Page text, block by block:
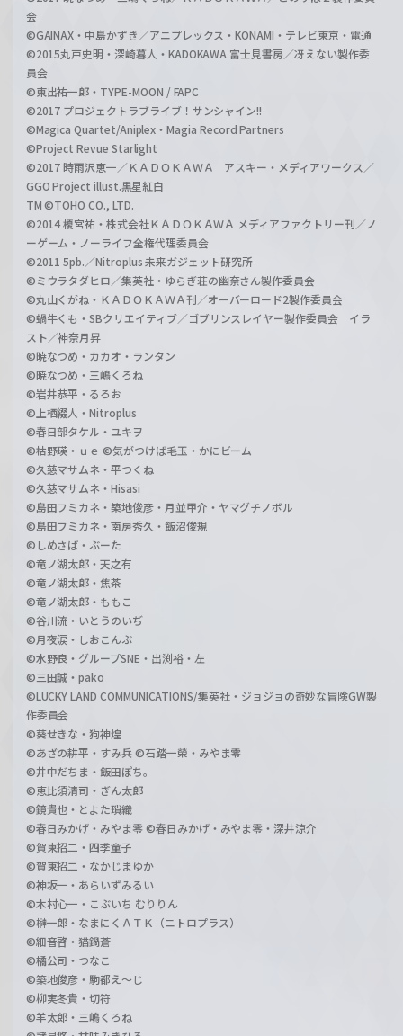
会
©GAINAX・中島かずき／アニプレックス・KONAMI・テレビ東京・電通
©2015丸戸史明・深崎暮人・KADOKAWA 富士見書房／冴えない製作委
員会
©東出祐一郎・TYPE-MOON / FAPC
©2017 プロジェクトラブライブ！サンシャイン!!
©Magica Quartet/Aniplex・Magia Record Partners
©Project Revue Starlight
©2017 時雨沢恵一／ＫＡＤＯＫＡＷＡ アスキー・メディアワークス／
GGO Project illust.黒星紅白
TM ©TOHO CO., LTD.
©2014 榎宮祐・株式会社ＫＡＤＯＫＡＷＡ メディアファクトリー刊／ノ
ーゲーム・ノーライフ全権代理委員会
©2011 5pb.／Nitroplus 未来ガジェット研究所
©ミウラタダヒロ／集英社・ゆらぎ荘の幽奈さん製作委員会
©丸山くがね・ＫＡＤＯＫＡＷＡ刊／オーバーロード2製作委員会
©蝸牛くも・SBクリエイティブ／ゴブリンスレイヤー製作委員会 イラ
スト／神奈月昇
©暁なつめ・カカオ・ランタン
©暁なつめ・三嶋くろね
©岩井恭平・るろお
©上栖綴人・Nitroplus
©春日部タケル・ユキヲ
©枯野瑛・ｕｅ ©気がつけば毛玉・かにビーム
©久慈マサムネ・平つくね
©久慈マサムネ・Hisasi
©島田フミカネ・築地俊彦・月並甲介・ヤマグチノボル
©島田フミカネ・南房秀久・飯沼俊規
©しめさば・ぶーた
©竜ノ湖太郎・天之有
©竜ノ湖太郎・焦茶
©竜ノ湖太郎・ももこ
©谷川流・いとうのいぢ
©月夜涙・しおこんぶ
©水野良・グループSNE・出渕裕・左
©三田誠・pako
©LUCKY LAND COMMUNICATIONS/集英社・ジョジョの奇妙な冒険GW製
作委員会
©葵せきな・狗神煌
©あざの耕平・すみ兵 ©石踏一榮・みやま零
©井中だちま・飯田ぽち。
©恵比須清司・ぎん太郎
©鏡貴也・とよた瑣織
©春日みかげ・みやま零 ©春日みかげ・みやま零・深井涼介
©賀東招二・四季童子
©賀東招二・なかじまゆか
©神坂一・あらいずみるい
©木村心一・こぶいち むりりん
©榊一郎・なまにくＡＴＫ（ニトロプラス）
©細音啓・猫鍋蒼
©橘公司・つなこ
©築地俊彦・駒都え～じ
©柳実冬貴・切符
©羊太郎・三嶋くろね